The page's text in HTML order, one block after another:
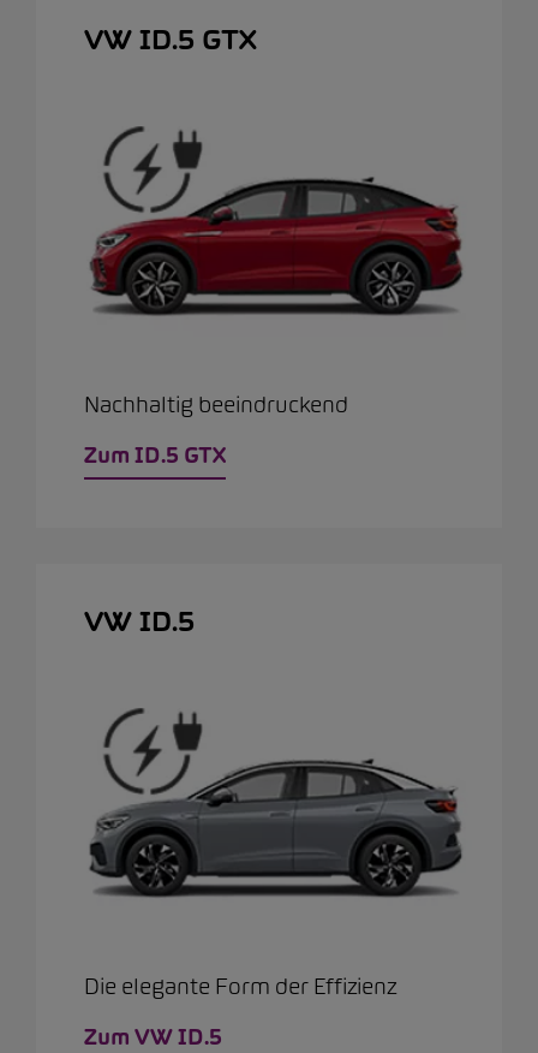
VW ID.5 GTX
Nachhaltig beeindruckend
Zum ID.5 GTX
VW ID.5
Die elegante Form der Effizienz
Zum VW ID.5